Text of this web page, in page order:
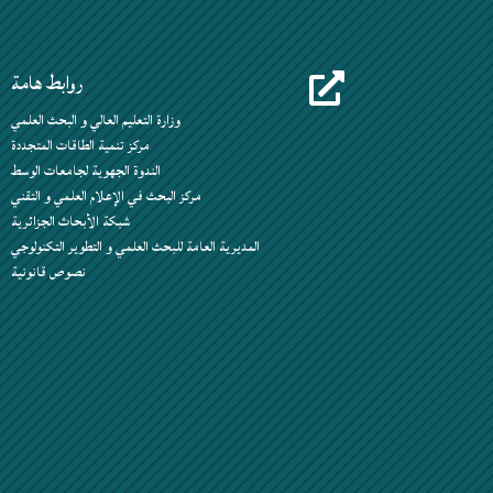
 روابط هامة
وزارة التعليم العالي و البحث العلمي
مركز تنمية الطاقات المتجددة
الندوة الجهوية لجامعات الوسط
مركز البحث في الإعلام العلمي و التقني
شبكة الأبحاث الجزائرية
المديرية العامة للبحث العلمي و التطوير التكنولوجي
نصوص قانونية